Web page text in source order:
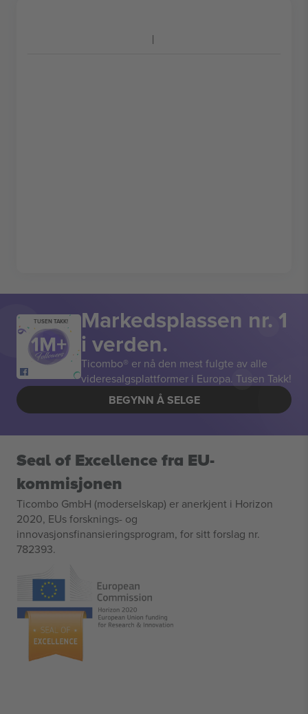
TUSEN TAKK! Markedsplassen nr. 1
i verden.
Ticombo® er nå den mest fulgte av alle
videresalgsplattformer i Europa. Tusen Takk!
BEGYNN Å SELGE
Seal of Excellence fra EU-
kommisjonen
Ticombo GmbH (moderselskap) er anerkjent i Horizon
2020, EUs forsknings- og
innovasjonsfinansieringsprogram, for sitt forslag nr.
782393.